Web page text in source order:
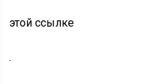
этой ссылке
.